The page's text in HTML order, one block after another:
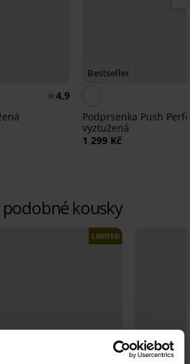
4,9
Bestseller
Podprsenka Push
vyztužená
1 299 Kč
kousky
LIMITED